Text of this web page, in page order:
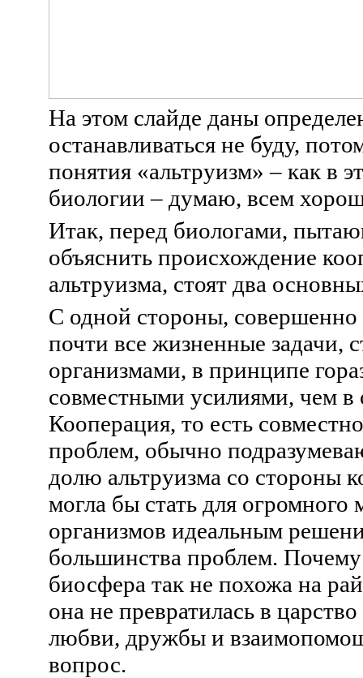
На этом слайде даны
останавливаться не буду,
понятия «альтруизм» – как в
биологии – думаю, всем
Итак, перед биологами,
объяснить происхождение
альтруизма, стоят два
С одной стороны, совершенно
почти все жизненные задачи,
организмами, в принципе
совместными усилиями, чем в
Кооперация, то есть
проблем, обычно
долю альтруизма со стороны
могла бы стать для огромного
организмов идеальным
большинства проблем.
биосфера так не похожа на
она не превратилась в
любви, дружбы и
вопрос.